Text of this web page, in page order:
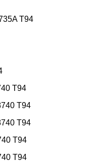
T94
T94
T94
T94
T94
T94